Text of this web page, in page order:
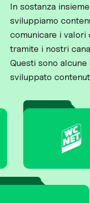
In sostanza
sviluppiamo
comunicare i valori
tramite i nostri
Questi sono
sviluppato